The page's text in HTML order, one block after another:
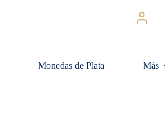
Monedas de Plata Más